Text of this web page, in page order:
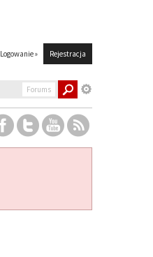
Logowanie » Rejestracja
Forums